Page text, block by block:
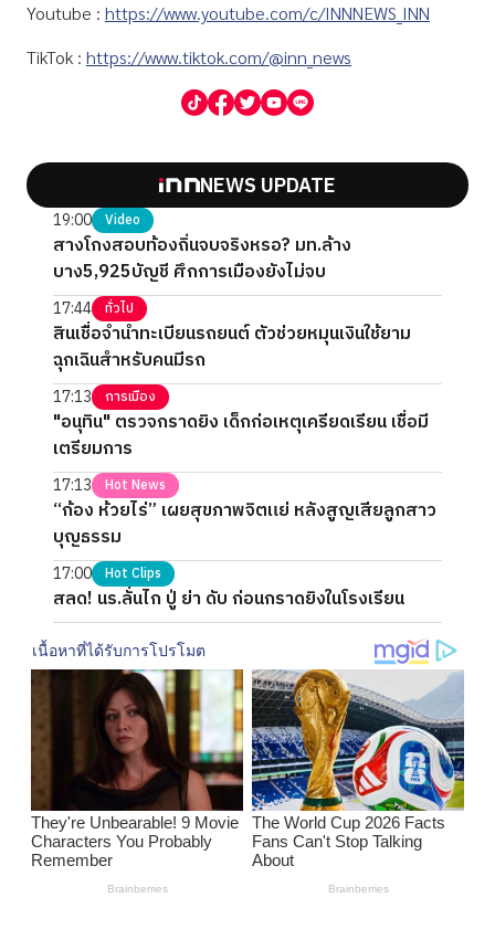
Youtube : https://www.youtube.com/c/INNNEWS_INN
TikTok : https://www.tiktok.com/@inn_news
NEWS UPDATE
19:00 Video
สางโกงสอบท้องถิ่นจบจริงหรอ? มท.ล้าง
บาง5,925บัญชี ศึกการเมืองยังไม่จบ
17:44 ทั่วไป
สินเชื่อจำนำทะเบียนรถยนต์ ตัวช่วยหมุนเงินใช้ยาม
ฉุกเฉินสำหรับคนมีรถ
17:13 การเมือง
"อนุทิน" ตรวจกราดยิง เด็กก่อเหตุเครียดเรียน เชื่อมี
เตรียมการ
17:13 Hot News
“ก้อง ห้วยไร่” เผยสุขภาพจิตแย่ หลังสูญเสียลูกสาว
บุญธรรม
17:00 Hot Clips
สลด! นร.ลั่นไก ปู่ ย่า ดับ ก่อนกราดยิงในโรงเรียน